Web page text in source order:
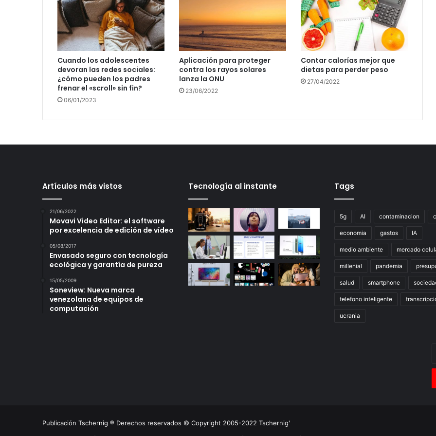
Cuando los adolescentes
devoran las redes sociales:
¿cómo pueden los padres
frenar el «scroll» sin fin?
06/01/2023
Aplicación para proteger
contra los rayos solares
lanza la ONU
23/06/2022
Contar calorías mejor que
dietas para perder peso
27/04/2022
Artículos más vistos
21/06/2022
Movavi Video Editor: el software
por excelencia de edición de vídeo
05/08/2017
Envasado seguro con tecnología
ecológica y garantía de pureza
15/05/2009
Soneview: Nueva marca
venezolana de equipos de
computación
Tecnología al instante Tags
5g AI contaminacion
economia gastos IA
medio ambiente mercado
millenial pandemia
salud smartphone
telefono inteligente
ucrania
Publicación Tschernig ® Derechos reservados © Copyright 2005-2022 Tschernig'